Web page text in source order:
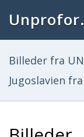
Billeder fra
Jugoslavien